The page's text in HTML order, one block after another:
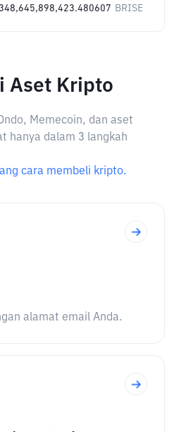
348,645,898,423.480607 BRISE
Aset Kripto
Memecoin, dan aset
hanya dalam 3 langkah
cara membeli kripto.
alamat email Anda.